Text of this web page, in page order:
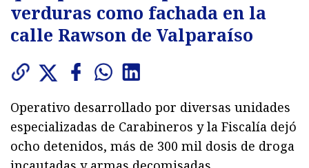
verduras como fachada en la
calle Rawson de Valparaíso
Operativo desarrollado por diversas unidades
especializadas de Carabineros y la Fiscalía dejó
ocho detenidos, más de 300 mil dosis de droga